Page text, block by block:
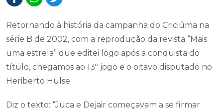
Retornando à história da campanha do Criciúma na
série B de 2002, com a reprodução da revista “Mais
uma estrela” que editei logo após a conquista do
título, chegamos ao 13º jogo e o oitavo disputado no
Heriberto Hülse.
Diz o texto: “Juca e Dejair começavam a se firmar